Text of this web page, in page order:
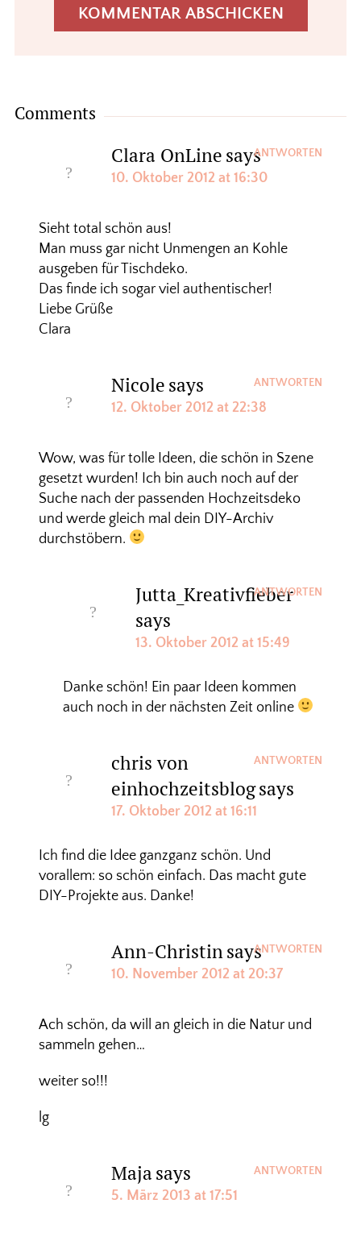
Comments
Clara OnLinesays
10. Oktober 2012 at 16:30
Sieht total schön aus!
Man muss gar nicht Unmengen an Kohle
ausgeben für Tischdeko.
Das finde ich sogar viel authentischer!
Liebe Grüße
Clara
ANTWORTEN
Nicolesays
12. Oktober 2012 at 22:38
Wow, was für tolle Ideen, die schön in Szene
gesetzt wurden! Ich bin auch noch auf der
Suche nach der passenden Hochzeitsdeko
und werde gleich mal dein DIY-Archiv
durchstöbern.
ANTWORTEN
Jutta_Kreativfieber
says
13. Oktober 2012 at 15:49
Danke schön! Ein paar Ideen kommen
auch noch in der nächsten Zeit online
ANTWORTEN
chris von
einhochzeitsblogsays
17. Oktober 2012 at 16:11
Ich find die Idee ganzganz schön. Und
vorallem: so schön einfach. Das macht gute
DIY-Projekte aus. Danke!
ANTWORTEN
Ann-Christinsays
10. November 2012 at 20:37
Ach schön, da will an gleich in die Natur und
sammeln gehen…
weiter so!!!
lg
ANTWORTEN
Majasays
5. März 2013 at 17:51
ANTWORTEN